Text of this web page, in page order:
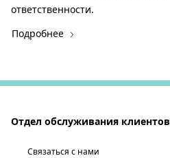
ответственности.
Подробнее
Отдел обслуживания клиентов
Связаться с нами